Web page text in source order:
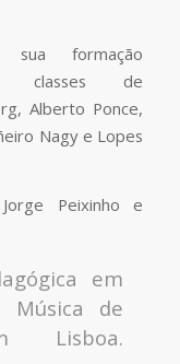
sua formação
classes de
Alberto Ponce,
Nagy e Lopes
Peixinho e
em
Música de
Lisboa.